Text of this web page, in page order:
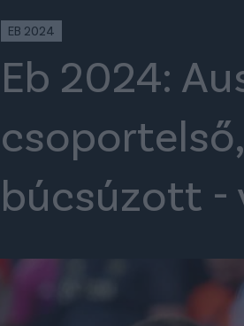
EB 2024
Eb 2024:
búcsúzott -